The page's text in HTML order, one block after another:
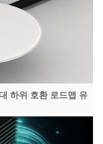
하위 호환 로드맵 유